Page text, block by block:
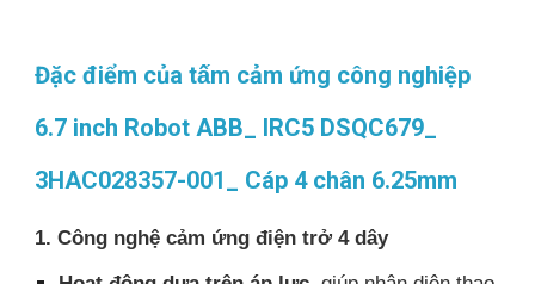
Đặc điểm của tấm cảm ứng công nghiệp
6.7 inch Robot ABB_ IRC5 DSQC679_
3HAC028357-001_ Cáp 4 chân 6.25mm
1. Công nghệ cảm ứng điện trở 4 dây